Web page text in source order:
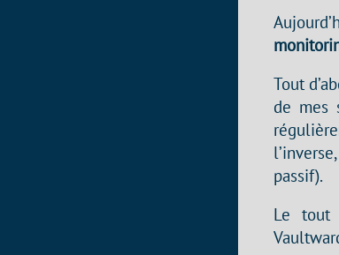
Tout
de mes
passif).
Le tout